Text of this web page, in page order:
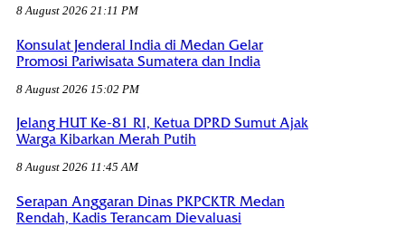
8 August 2026 21:11 PM
Konsulat Jenderal India di Medan Gelar
Promosi Pariwisata Sumatera dan India
8 August 2026 15:02 PM
Jelang HUT Ke-81 RI, Ketua DPRD Sumut Ajak
Warga Kibarkan Merah Putih
8 August 2026 11:45 AM
Serapan Anggaran Dinas PKPCKTR Medan
Rendah, Kadis Terancam Dievaluasi